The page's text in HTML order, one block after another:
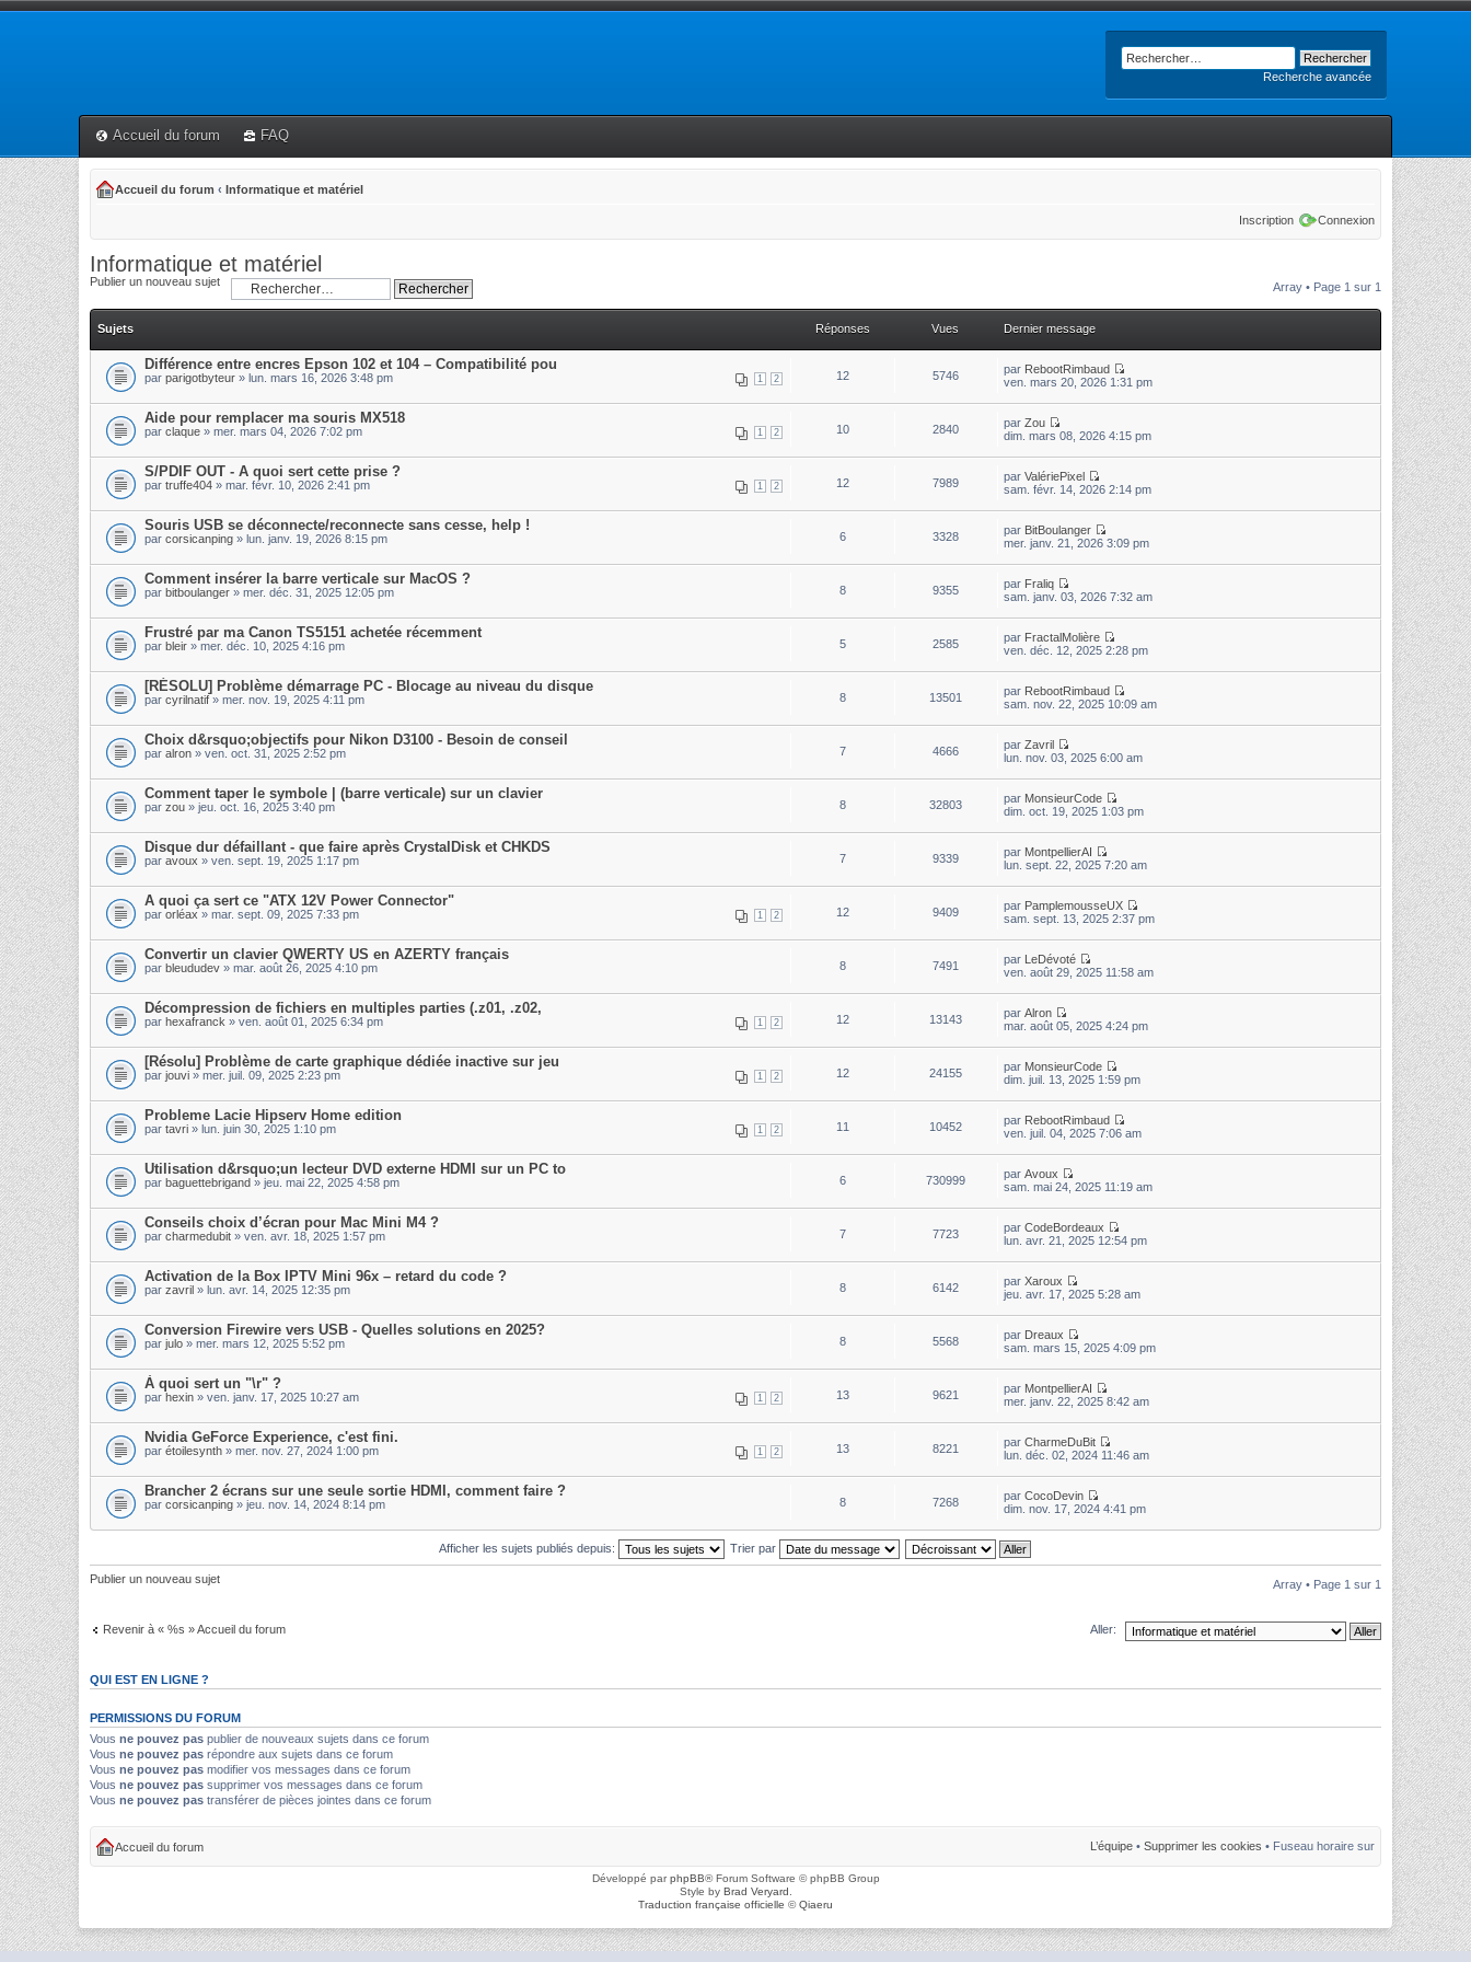
Recherche avancée
Accueil du forum FAQ
Accueil du forum ‹ Informatique et matériel
Inscription Connexion
Informatique et matériel
Publier un nouveau sujet Array • Page 1 sur 1
Sujets Réponses Vues Dernier message
Différence entre encres Epson 102 et 104 – Compatibilité pou
1 2
par parigotbyteur » lun. mars 16, 2026 3:48 pm 12 5746 par RebootRimbaud
ven. mars 20, 2026 1:31 pm
Aide pour remplacer ma souris MX518
1 2
par claque » mer. mars 04, 2026 7:02 pm 10 2840 parZou
dim. mars 08, 2026 4:15 pm
S/PDIF OUT - A quoi sert cette prise ?
1 2
par truffe404 » mar. févr. 10, 2026 2:41 pm 12 7989 parValériePixel
sam. févr. 14, 2026 2:14 pm
Souris USB se déconnecte/reconnecte sans cesse, help !
par corsicanping » lun. janv. 19, 2026 8:15 pm 6 3328 par BitBoulanger
mer. janv. 21, 2026 3:09 pm
Comment insérer la barre verticale sur MacOS ?
par bitboulanger » mer. déc. 31, 2025 12:05 pm 8 9355 par Fraliq
sam. janv. 03, 2026 7:32 am
Frustré par ma Canon TS5151 achetée récemment
par bleir » mer. déc. 10, 2025 4:16 pm 5 2585 par FractalMolière
ven. déc. 12, 2025 2:28 pm
[RÉSOLU] Problème démarrage PC - Blocage au niveau du disque
par cyrilnatif » mer. nov. 19, 2025 4:11 pm 8 13501 par RebootRimbaud
sam. nov. 22, 2025 10:09 am
Choix d&rsquo;objectifs pour Nikon D3100 - Besoin de conseil
par alron » ven. oct. 31, 2025 2:52 pm 7 4666 parZavril
lun. nov. 03, 2025 6:00 am
Comment taper le symbole | (barre verticale) sur un clavier
par zou » jeu. oct. 16, 2025 3:40 pm 8 32803 par MonsieurCode
dim. oct. 19, 2025 1:03 pm
Disque dur défaillant - que faire après CrystalDisk et CHKDS
par avoux » ven. sept. 19, 2025 1:17 pm 7 9339 par MontpellierAI
lun. sept. 22, 2025 7:20 am
A quoi ça sert ce "ATX 12V Power Connector"
1 2
par orléax » mar. sept. 09, 2025 7:33 pm 12 9409 par PamplemousseUX
sam. sept. 13, 2025 2:37 pm
Convertir un clavier QWERTY US en AZERTY français
par bleududev » mar. août 26, 2025 4:10 pm 8 7491 par LeDévoté
ven. août 29, 2025 11:58 am
Décompression de fichiers en multiples parties (.z01, .z02,
1 2
par hexafranck » ven. août 01, 2025 6:34 pm 12 13143 parAlron
mar. août 05, 2025 4:24 pm
[Résolu] Problème de carte graphique dédiée inactive sur jeu
1 2
par jouvi » mer. juil. 09, 2025 2:23 pm 12 24155 par MonsieurCode
dim. juil. 13, 2025 1:59 pm
Probleme Lacie Hipserv Home edition
1 2
par tavri » lun. juin 30, 2025 1:10 pm 11 10452 par RebootRimbaud
ven. juil. 04, 2025 7:06 am
Utilisation d&rsquo;un lecteur DVD externe HDMI sur un PC to
par baguettebrigand » jeu. mai 22, 2025 4:58 pm 6 730999 parAvoux
sam. mai 24, 2025 11:19 am
Conseils choix d’écran pour Mac Mini M4 ?
par charmedubit » ven. avr. 18, 2025 1:57 pm 7 7723 parCodeBordeaux
lun. avr. 21, 2025 12:54 pm
Activation de la Box IPTV Mini 96x – retard du code ?
par zavril » lun. avr. 14, 2025 12:35 pm 8 6142 parXaroux
jeu. avr. 17, 2025 5:28 am
Conversion Firewire vers USB - Quelles solutions en 2025?
par julo » mer. mars 12, 2025 5:52 pm 8 5568 par Dreaux
sam. mars 15, 2025 4:09 pm
À quoi sert un "\r" ?
1 2
par hexin » ven. janv. 17, 2025 10:27 am 13 9621 par MontpellierAI
mer. janv. 22, 2025 8:42 am
Nvidia GeForce Experience, c'est fini.
1 2
par étoilesynth » mer. nov. 27, 2024 1:00 pm 13 8221 parCharmeDuBit
lun. déc. 02, 2024 11:46 am
Brancher 2 écrans sur une seule sortie HDMI, comment faire ?
par corsicanping » jeu. nov. 14, 2024 8:14 pm 8 7268 parCocoDevin
dim. nov. 17, 2024 4:41 pm
Afficher les sujets publiés depuis: Trier par
Publier un nouveau sujet Array • Page 1 sur 1
Revenir à « %s » Accueil du forum Aller:
QUI EST EN LIGNE ?
PERMISSIONS DU FORUM
Vous ne pouvez pas publier de nouveaux sujets dans ce forum
Vous ne pouvez pas répondre aux sujets dans ce forum
Vous ne pouvez pas modifier vos messages dans ce forum
Vous ne pouvez pas supprimer vos messages dans ce forum
Vous ne pouvez pas transférer de pièces jointes dans ce forum
Accueil du forum L’équipe • Supprimer les cookies • Fuseau horaire sur
Développé parphpBB® Forum Software © phpBB Group
Style by Brad Veryard
Traduction française officielle ©Qiaeru